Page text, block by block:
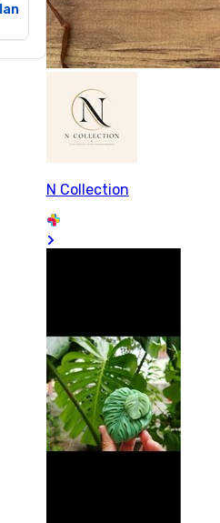
N Collection